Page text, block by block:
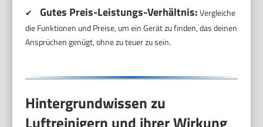
✔ Gutes Preis-Leistungs-Verhältnis:Vergleiche
die Funktionen und Preise, um ein Gerät zu finden, das deinen
Ansprüchen genügt, ohne zu teuer zu sein.
Hintergrundwissen zu